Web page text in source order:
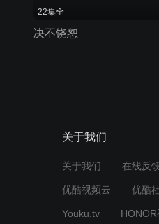
22集全
决不饶恕
关于我们
关于我们 在线反
优酷视频云 优酷
Youku.tv HONOR